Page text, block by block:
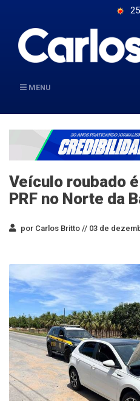
MENU
Veículo roubado
PRF no Norte da
por Carlos Britto // 03 de